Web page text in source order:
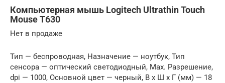
Компьютерная мышь Logitech Ultrathin Touch
Mouse T630
Нет в продаже
Тип — беспроводная, Назначение — ноутбук, Тип
сенсора — оптический светодиодный, Max. Разрешение,
dpi — 1000, Основной цвет — черный, В x Ш x Г (мм) — 18